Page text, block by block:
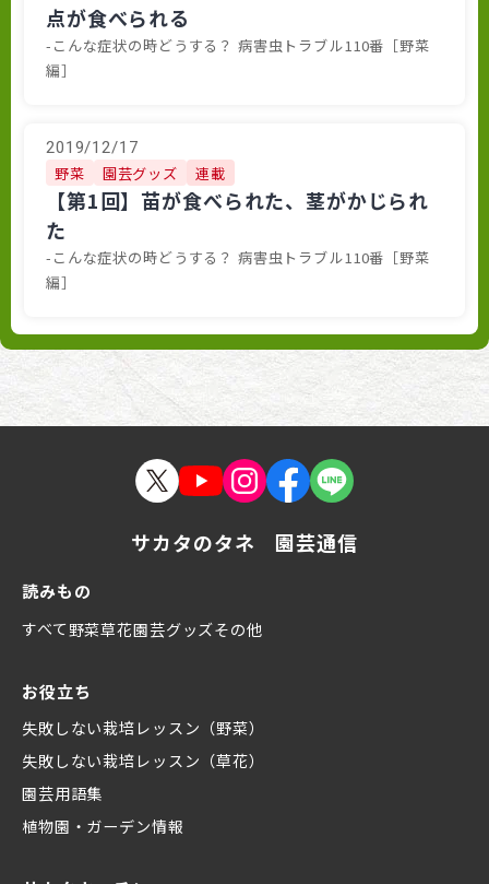
点が食べられる
-こんな症状の時どうする？ 病害虫トラブル110番［野菜
編］
2019/12/17
野菜 園芸グッズ 連載
【第1回】苗が食べられた、茎がかじられ
た
-こんな症状の時どうする？ 病害虫トラブル110番［野菜
編］
サカタのタネ 園芸通信
読みもの
すべて野菜草花園芸グッズその他
お役立ち
失敗しない栽培レッスン（野菜）
失敗しない栽培レッスン（草花）
園芸用語集
植物園・ガーデン情報